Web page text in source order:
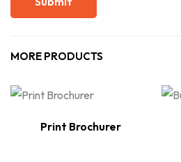
MORE PRODUCTS
Print Brochurer